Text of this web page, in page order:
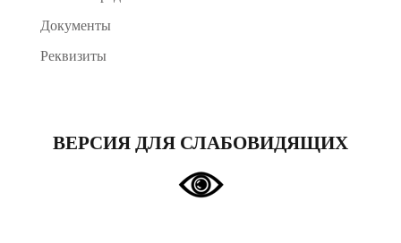
Документы
Реквизиты
ВЕРСИЯ ДЛЯ СЛАБОВИДЯЩИХ